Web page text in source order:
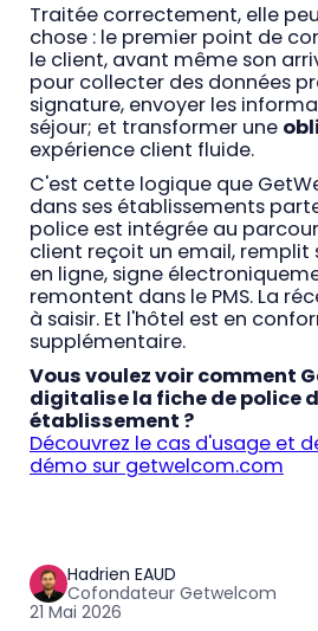
Traitée correctement, elle
chose : le premier point de
le client, avant même son
pour collecter des données
signature, envoyer les
séjour; et transformer une
expérience client fluide.
C'est cette logique que
dans ses établissements
police est intégrée au
client reçoit un email, remplit
en ligne, signe
remontent dans le PMS. La
à saisir. Et l'hôtel est en
supplémentaire.
Vous voulez voir comment
digitalise la fiche de police
établissement ?
Découvrez le cas d'usage et
démo sur getwelcom.com
Hadrien EAUD
Cofondateur Getwelcom
21 Mai 2026